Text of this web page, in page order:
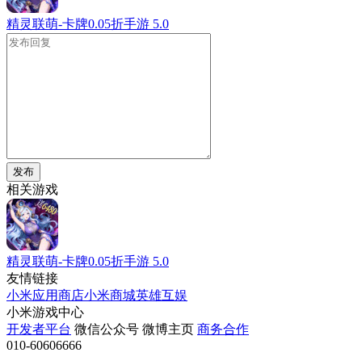
精灵联萌-卡牌0.05折手游 5.0
发布
相关游戏
精灵联萌-卡牌0.05折手游 5.0
友情链接
小米应用商店小米商城英雄互娱
小米游戏中心
开发者平台 微信公众号 微博主页 商务合作
010-60606666